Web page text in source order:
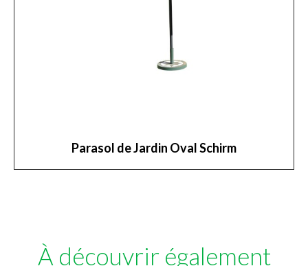
Parasol de Jardin Oval Schirm
À découvrir également